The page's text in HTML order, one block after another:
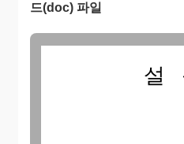
드(doc) 파일
설